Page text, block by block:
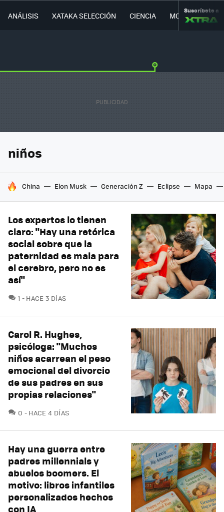
ANÁLISIS XATAKA SELECCIÓN CIENCIA MOVILIDAD
Suscríbete a
niños
HOY SE HABLA DE
China Elon Musk Generación Z Eclipse Mapa
Los expertos lo tienen
claro: "Hay una retórica
social sobre que la
paternidad es mala para
el cerebro, pero no es
así"
1 COMENTARIOS
HACE 3 DÍAS
Carol R. Hughes,
psicóloga: "Muchos
niños acarrean el peso
emocional del divorcio
de sus padres en sus
propias relaciones"
0 COMENTARIOS
HACE 4 DÍAS
Hay una guerra entre
padres millennials y
abuelos boomers. El
motivo: libros infantiles
personalizados hechos
con IA